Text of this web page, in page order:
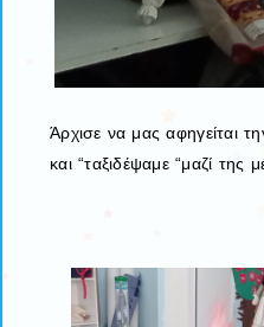
Άρχισε να μας αφηγείται
και “ταξιδέψαμε “μαζί της